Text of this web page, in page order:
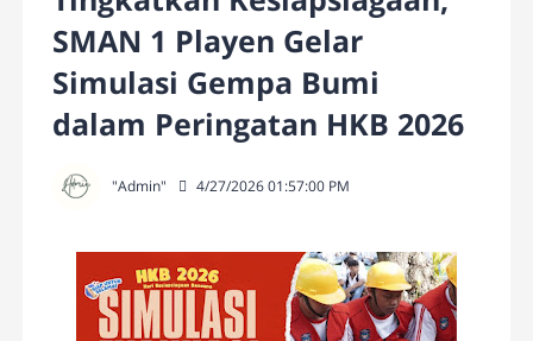
SMAN 1 Playen Gelar
Simulasi Gempa Bumi
dalam Peringatan HKB 2026
"Admin" 4/27/2026 01:57:00 PM